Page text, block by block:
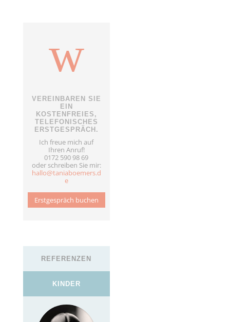
w
VEREINBAREN SIE
EIN
KOSTENFREIES,
TELEFONISCHES
ERSTGESPRÄCH.
Ich freue mich auf
Ihren Anruf!
0172 590 98 69
oder schreiben Sie mir:
hallo@taniaboemers.d
e
Erstgespräch buchen
REFERENZEN
KINDER